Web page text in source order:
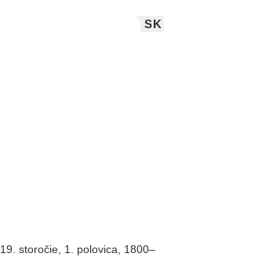
SK
19. storočie, 1. polovica, 1800–